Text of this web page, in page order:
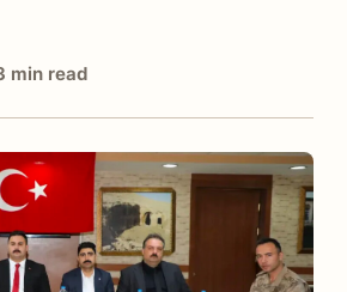
min read